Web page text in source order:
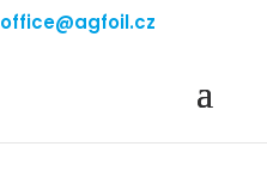
office@agfoil.cz